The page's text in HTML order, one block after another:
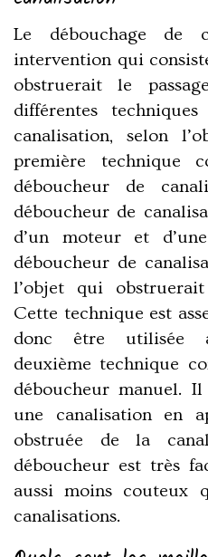
Le débouchage de
intervention qui
obstruerait le
différentes
canalisation, selon
première technique
déboucheur de
déboucheur de
d’un moteur et
déboucheur de
l’objet qui
Cette technique est
donc être utilisée
deuxième technique
déboucheur manuel.
une canalisation en
obstruée de la
déboucheur est très
aussi moins couteux
canalisations.